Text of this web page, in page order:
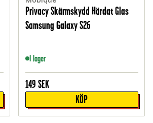
Privacy Skärmskydd Härdat Glas
Samsung Galaxy S26
I lager
149 SEK
KÖP